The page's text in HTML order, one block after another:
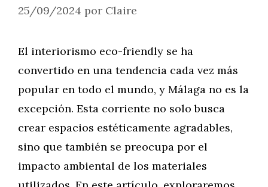
25/09/2024 por Claire
El interiorismo eco-friendly se ha
convertido en una tendencia cada vez más
popular en todo el mundo, y Málaga no es la
excepción. Esta corriente no solo busca
crear espacios estéticamente agradables,
sino que también se preocupa por el
impacto ambiental de los materiales